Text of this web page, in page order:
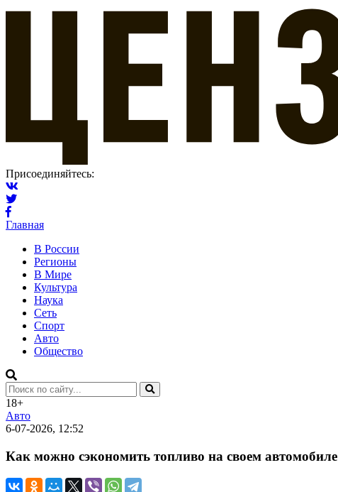
Присоединяйтесь:
Главная
В России
Регионы
В Мире
Культура
Наука
Сеть
Спорт
Авто
Общество
18+
Авто
6-07-2026, 12:52
Как можно сэкономить топливо на своем автомобиле